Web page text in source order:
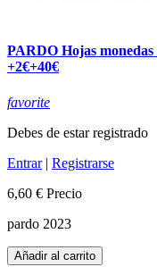
PARDO Hojas
+2€+40€
favorite
Debes de estar registrado
Entrar| Registrarse
6,60 € Precio
pardo 2023
Añadir al carrito